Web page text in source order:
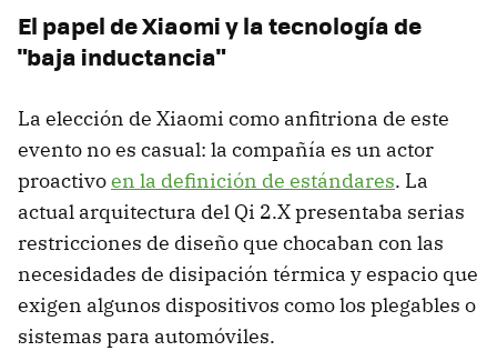
El papel de Xiaomi y la tecnología de
"baja inductancia"
La elección de Xiaomi como anfitriona de este
evento no es casual: la compañía es un actor
proactivoen la definición de estándares. La
actual arquitectura del Qi 2.X presentaba serias
restricciones de diseño que chocaban con las
necesidades de disipación térmica y espacio que
exigen algunos dispositivos como los plegables o
sistemas para automóviles.